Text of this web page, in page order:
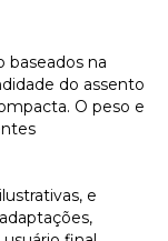
baseados na
do assento
O peso e
e